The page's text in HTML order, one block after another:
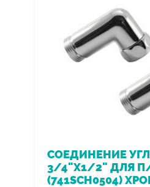
СОЕДИНЕНИЕ
3/4"Х1/2" ДЛЯ
(741SCH0504)